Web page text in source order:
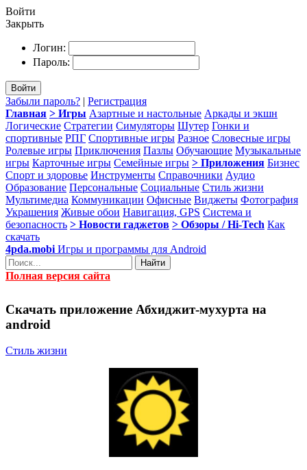
Войти
Закрыть
Логин:
Пароль:
Войти
Забыли пароль? | Регистрация
Главная > Игры Азартные и настольные Аркады и экшн
Логические Стратегии Симуляторы Шутер Гонки и
спортивные РПГ Спортивные игры Разное Словесные игры
Ролевые игры Приключения Пазлы Обучающие Музыкальные
игры Карточные игры Семейные игры > Приложения Бизнес
Спорт и здоровье Инструменты Справочники Аудио
Образование Персональные Социальные Стиль жизни
Мультимедиа Коммуникации Офисные Виджеты Фотография
Украшения Живые обои Навигация, GPS Система и
безопасность > Новости гаджетов > Обзоры / Hi-Tech Как
скачать
4pda.mobi Игры и программы для Android
Найти
Полная версия сайта
Скачать приложение Абхиджит-мухурта на
android
Стиль жизни